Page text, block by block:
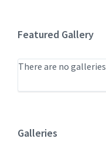
Featured Gallery
There are no galleries
Galleries